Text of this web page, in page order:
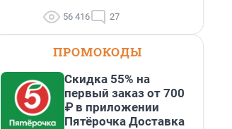
56 416 27
ПРОМОКОДЫ
Скидка 55% на
первый заказ от 700
₽ в приложении
Пятёрочка Доставка